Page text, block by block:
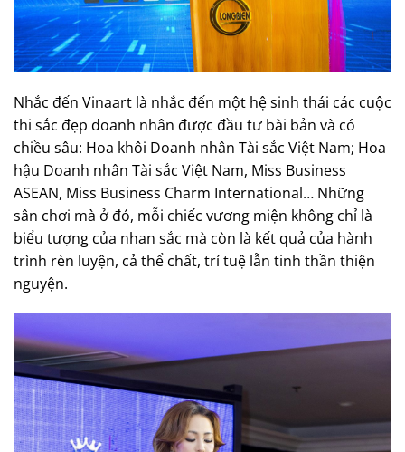
Nhắc đến Vinaart là nhắc đến một hệ sinh thái các cuộc
thi sắc đẹp doanh nhân được đầu tư bài bản và có
chiều sâu: Hoa khôi Doanh nhân Tài sắc Việt Nam; Hoa
hậu Doanh nhân Tài sắc Việt Nam, Miss Business
ASEAN, Miss Business Charm International… Những
sân chơi mà ở đó, mỗi chiếc vương miện không chỉ là
biểu tượng của nhan sắc mà còn là kết quả của hành
trình rèn luyện, cả thể chất, trí tuệ lẫn tinh thần thiện
nguyện.